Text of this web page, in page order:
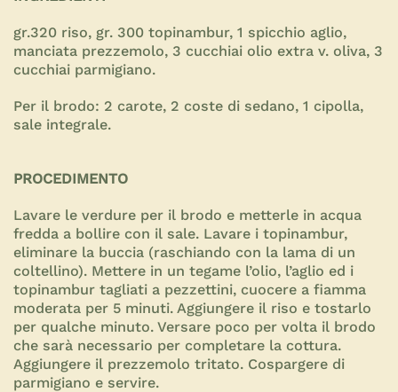
gr.320 riso, gr. 300 topinambur, 1 spicchio aglio,
manciata prezzemolo, 3 cucchiai olio extra v. oliva, 3
cucchiai parmigiano.
Per il brodo: 2 carote, 2 coste di sedano, 1 cipolla,
sale integrale.
PROCEDIMENTO
Lavare le verdure per il brodo e metterle in acqua
fredda a bollire con il sale. Lavare i topinambur,
eliminare la buccia (raschiando con la lama di un
coltellino). Mettere in un tegame l’olio, l’aglio ed i
topinambur tagliati a pezzettini, cuocere a fiamma
moderata per 5 minuti. Aggiungere il riso e tostarlo
per qualche minuto. Versare poco per volta il brodo
che sarà necessario per completare la cottura.
Aggiungere il prezzemolo tritato. Cospargere di
parmigiano e servire.